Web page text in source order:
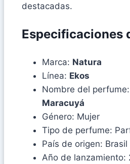
destacadas.
Especificaciones
Marca: Natura
Línea: Ekos
Nombre del perfume:
Maracuyá
Género: Mujer
Tipo de perfume:
País de origen: Brasil
Año de lanzamiento: